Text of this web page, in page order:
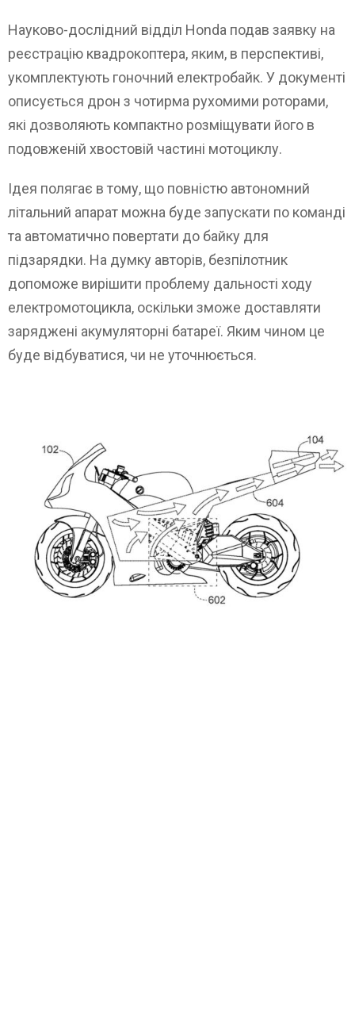
Науково-дослідний відділ Honda подав заявку на
реєстрацію квадрокоптера, яким, в перспективі,
укомплектують гоночний електробайк. У документі
описується дрон з чотирма рухомими роторами,
які дозволяють компактно розміщувати його в
подовженій хвостовій частині мотоциклу.
Ідея полягає в тому, що повністю автономний
літальний апарат можна буде запускати по команді
та автоматично повертати до байку для
підзарядки. На думку авторів, безпілотник
допоможе вирішити проблему дальності ходу
електромотоцикла, оскільки зможе доставляти
заряджені акумуляторні батареї. Яким чином це
буде відбуватися, чи не уточнюється.